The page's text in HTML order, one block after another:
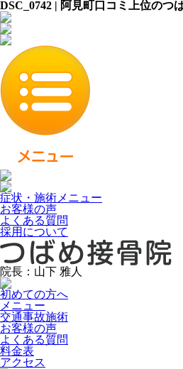
DSC_0742 | 阿見町口コミ上位のつ
症状・施術メニュー
お客様の声
よくある質問
採用について
院長：山下 雅人
初めての方へ
メニュー
交通事故施術
お客様の声
よくある質問
料金表
アクセス